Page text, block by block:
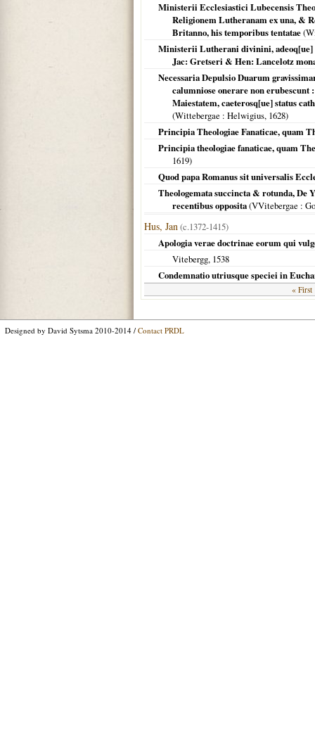
Ministerii Ecclesiastici Lubecensis
Religionem Lutheranam ex una, &
Britanno, his temporibus tentatae(
Ministerii Lutherani divinini, adeoq[ue]
Jac: Gretseri & Hen: Lancelotz
Necessaria Depulsio Duarum
calumniose onerare non
Maiestatem, caeterosq[ue] status
(Wittebergae : Helwigius, 1628)
Principia Theologiae Fanaticae, quam
Principia theologiae fanaticae, quam
1619)
Quod papa Romanus sit universalis
Theologemata succincta & rotunda,
recentibus opposita(VVitebergae :
Hus, Jan(c.1372-1415)
Apologia verae doctrinae eorum qui
Vitebergg, 1538
Condemnatio utriusque speciei in
« First
Designed by David Sytsma 2010-2014 / Contact PRDL